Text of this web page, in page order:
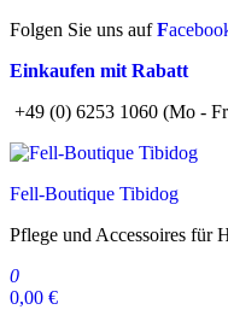
Zum
springen
Folgen Sie uns aufF
Einkaufen mit Rabatt
+49 (0) 6253 1060 (Mo -
Fell-Boutique Tibidog
Pflege und Accessoires für
0
0,00 €